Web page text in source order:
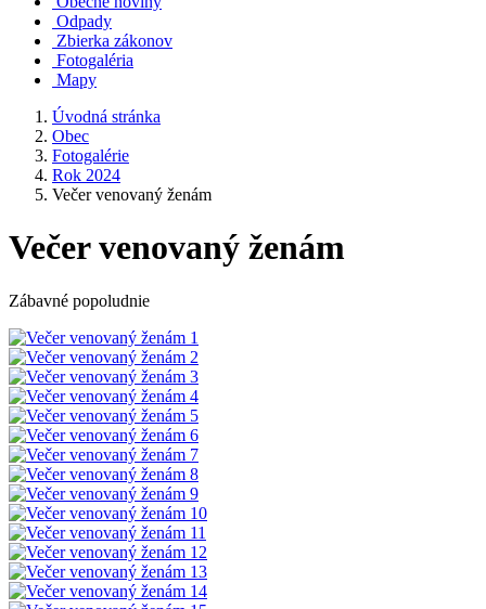
Odpady
Zbierka zákonov
Fotogaléria
Mapy
Úvodná stránka
Obec
Fotogalérie
Rok 2024
Večer venovaný ženám
Večer venovaný ženám
Zábavné popoludnie